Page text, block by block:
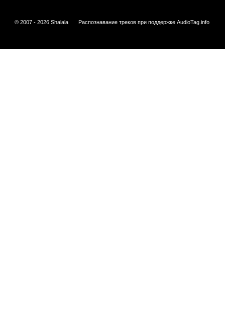
© 2007 - 2026 Shalala Распознавание треков при поддержке AudioTag.info